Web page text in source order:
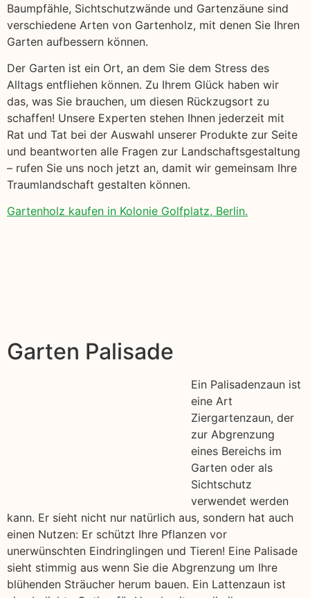
Baumpfähle, Sichtschutzwände und Gartenzäune sind
verschiedene Arten von Gartenholz, mit denen Sie Ihren
Garten aufbessern können.
Der Garten ist ein Ort, an dem Sie dem Stress des
Alltags entfliehen können. Zu Ihrem Glück haben wir
das, was Sie brauchen, um diesen Rückzugsort zu
schaffen! Unsere Experten stehen Ihnen jederzeit mit
Rat und Tat bei der Auswahl unserer Produkte zur Seite
und beantworten alle Fragen zur Landschaftsgestaltung
– rufen Sie uns noch jetzt an, damit wir gemeinsam Ihre
Traumlandschaft gestalten können.
Gartenholz kaufen in Kolonie Golfplatz, Berlin.
Garten Palisade
Ein Palisadenzaun ist
eine Art
Ziergartenzaun, der
zur Abgrenzung
eines Bereichs im
Garten oder als
Sichtschutz
verwendet werden
kann. Er sieht nicht nur natürlich aus, sondern hat auch
einen Nutzen: Er schützt Ihre Pflanzen vor
unerwünschten Eindringlingen und Tieren! Eine Palisade
sieht stimmig aus wenn Sie die Abgrenzung um Ihre
blühenden Sträucher herum bauen. Ein Lattenzaun ist